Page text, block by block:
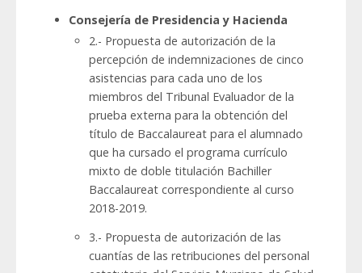
Consejería de Presidencia y Hacienda
2.- Propuesta de autorización de la
percepción de indemnizaciones de cinco
asistencias para cada uno de los
miembros del Tribunal Evaluador de la
prueba externa para la obtención del
título de Baccalaureat para el alumnado
que ha cursado el programa currículo
mixto de doble titulación Bachiller
Baccalaureat correspondiente al curso
2018-2019.
3.- Propuesta de autorización de las
cuantías de las retribuciones del personal